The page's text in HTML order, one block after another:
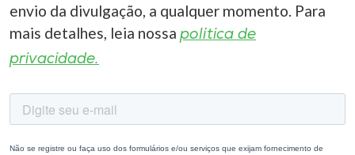
envio da divulgação, a qualquer momento. Para
mais detalhes, leia nossa política de
privacidade.